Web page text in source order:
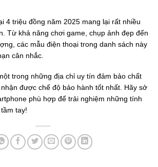
4 triệu đồng năm 2025 mang lại rất nhiều
Từ khả năng chơi game, chụp ảnh đẹp đến
các mẫu điện thoại trong danh sách này
cân nhắc.
trong những địa chỉ uy tín đảm bảo chất
được chế độ bảo hành tốt nhất. Hãy sở
phù hợp để trải nghiệm những tính
tay!